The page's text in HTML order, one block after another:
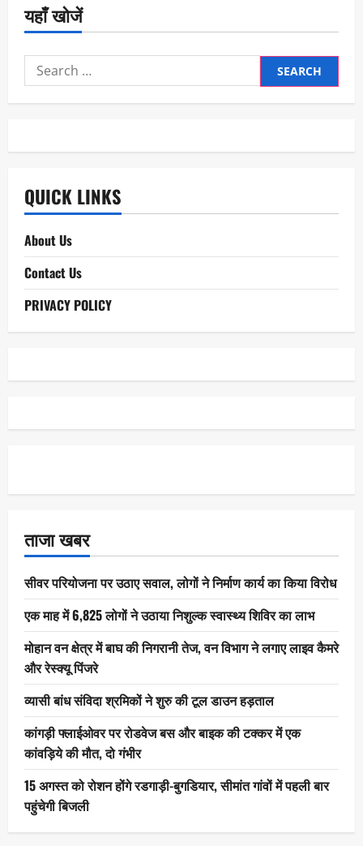
यहाँ खोजें
Search
for:
QUICK LINKS
About Us
Contact Us
PRIVACY POLICY
ताजा खबर
सीवर परियोजना पर उठाए सवाल, लोगों ने निर्माण कार्य का किया विरोध
एक माह में 6,825 लोगों ने उठाया निशुल्क स्वास्थ्य शिविर का लाभ
मोहान वन क्षेत्र में बाघ की निगरानी तेज, वन विभाग ने लगाए लाइव कैमरे
और रेस्क्यू पिंजरे
व्यासी बांध संविदा श्रमिकों ने शुरु की टूल डाउन हड़ताल
कांगड़ी फ्लाईओवर पर रोडवेज बस और बाइक की टक्कर में एक
कांवड़िये की मौत, दो गंभीर
15 अगस्त को रोशन होंगे रडगाड़ी-बुगडियार, सीमांत गांवों में पहली बार
पहुंचेगी बिजली